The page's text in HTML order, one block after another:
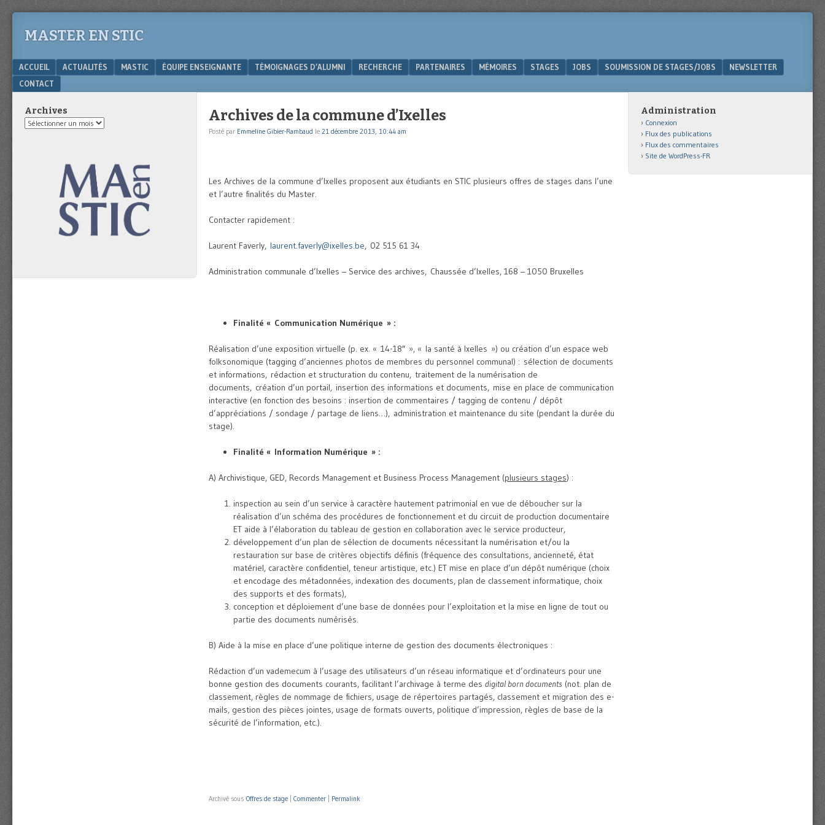
MASTER EN STIC
Menu
SKIP TO CONTENT
ACCUEIL ACTUALITÉS MASTIC ÉQUIPE ENSEIGNANTE TÉMOIGNAGES D’ALUMNI RECHERCHE PARTENAIRES MÉMOIRES STAGES JOBS SOUMISSION DE STAGES/JOBS
NEWSLETTER
CONTACT
Archives de la commune d’Ixelles
Posté par Emmeline Gibier-Rambaud le 21 décembre 2013, 10:44 am
Les Archives de la commune d’Ixelles proposent aux étudiants en STIC plusieurs offres de stages dans l’une
et l’autre finalités du Master.
Contacter rapidement :
Laurent Faverly, laurent.faverly@ixelles.be, 02 515 61 34
Administration communale d’Ixelles – Service des archives, Chaussée d’Ixelles, 168 – 1050 Bruxelles
Finalité « Communication Numérique » :
Réalisation d’une exposition virtuelle (p. ex. « 14-18″ », « la santé à Ixelles ») ou création d’un espace web
folksonomique (tagging d’anciennes photos de membres du personnel communal) : sélection de documents
et informations, rédaction et structuration du contenu, traitement de la numérisation de
documents, création d’un portail, insertion des informations et documents, mise en place de communication
interactive (en fonction des besoins : insertion de commentaires / tagging de contenu / dépôt
d’appréciations / sondage / partage de liens…), administration et maintenance du site (pendant la durée du
stage).
Finalité « Information Numérique » :
A) Archivistique, GED, Records Management et Business Process Management (plusieurs stages) :
inspection au sein d’un service à caractère hautement patrimonial en vue de déboucher sur la
réalisation d’un schéma des procédures de fonctionnement et du circuit de production documentaire
ET aide à l’élaboration du tableau de gestion en collaboration avec le service producteur,
développement d’un plan de sélection de documents nécessitant la numérisation et/ou la
restauration sur base de critères objectifs définis (fréquence des consultations, ancienneté, état
matériel, caractère confidentiel, teneur artistique, etc.) ET mise en place d’un dépôt numérique (choix
et encodage des métadonnées, indexation des documents, plan de classement informatique, choix
des supports et des formats),
conception et déploiement d’une base de données pour l’exploitation et la mise en ligne de tout ou
partie des documents numérisés.
B) Aide à la mise en place d’une politique interne de gestion des documents électroniques :
Rédaction d’un vademecum à l’usage des utilisateurs d’un réseau informatique et d’ordinateurs pour une
bonne gestion des documents courants, facilitant l’archivage à terme des digital born documents (not. plan de
classement, règles de nommage de fichiers, usage de répertoires partagés, classement et migration des e-
mails, gestion des pièces jointes, usage de formats ouverts, politique d’impression, règles de base de la
sécurité de l’information, etc.).
Archivé sous Offres de stage Commenter Permalink
Archives
Archives
Administration
Connexion
Flux des publications
Flux des commentaires
Site de WordPress-FR